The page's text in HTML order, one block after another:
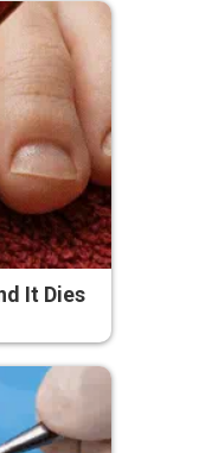
It Dies